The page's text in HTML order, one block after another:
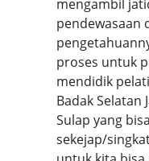
mengambil
pendewasaan
proses untuk
mendidik
Badak Selatan
Sulap yang
sekejap/